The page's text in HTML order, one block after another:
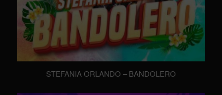
STEFANIA ORLANDO – BANDOLERO